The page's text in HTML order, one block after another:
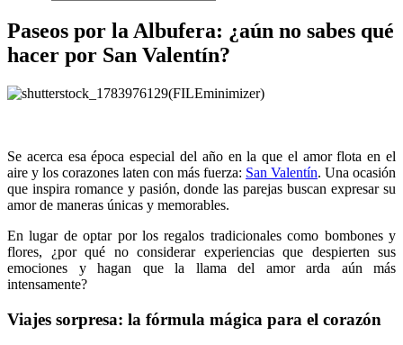
Paseos por la Albufera: ¿aún no sabes qué
hacer por San Valentín?
Se acerca esa época especial del año en la que el amor flota en el
aire y los corazones laten con más fuerza: San Valentín. Una ocasión
que inspira romance y pasión, donde las parejas buscan expresar su
amor de maneras únicas y memorables.
En lugar de optar por los regalos tradicionales como bombones y
flores, ¿por qué no considerar experiencias que despierten sus
emociones y hagan que la llama del amor arda aún más
intensamente?
Viajes sorpresa: la fórmula mágica para el corazón